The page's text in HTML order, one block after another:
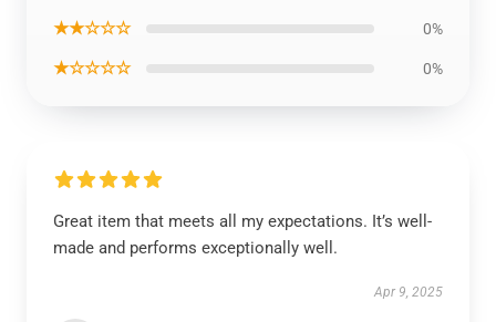
★★☆☆☆ 0%
★☆☆☆☆ 0%
Great item that meets all my expectations. It’s well-
made and performs exceptionally well.
Apr 9, 2025